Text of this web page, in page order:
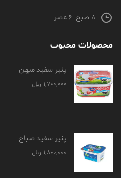
8 صبح- 6 عصر
محصولات محبوب
پنیر سفید میهن
1,700,000 ﷼
پنیر سفید صباح
1,800,000 ﷼